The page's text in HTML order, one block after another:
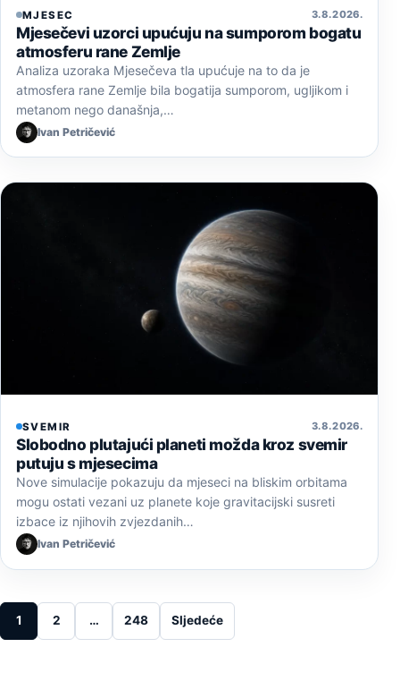
MJESEC 3. 8. 2026.
Mjesečevi uzorci upućuju na sumporom bogatu
atmosferu rane Zemlje
Analiza uzoraka Mjesečeva tla upućuje na to da je
atmosfera rane Zemlje bila bogatija sumporom, ugljikom i
metanom nego današnja,…
Ivan Petričević
SVEMIR 3. 8. 2026.
Slobodno plutajući planeti možda kroz svemir
putuju s mjesecima
Nove simulacije pokazuju da mjeseci na bliskim orbitama
mogu ostati vezani uz planete koje gravitacijski susreti
izbace iz njihovih zvjezdanih…
Ivan Petričević
Posts pagination
1 2 … 248 Sljedeće